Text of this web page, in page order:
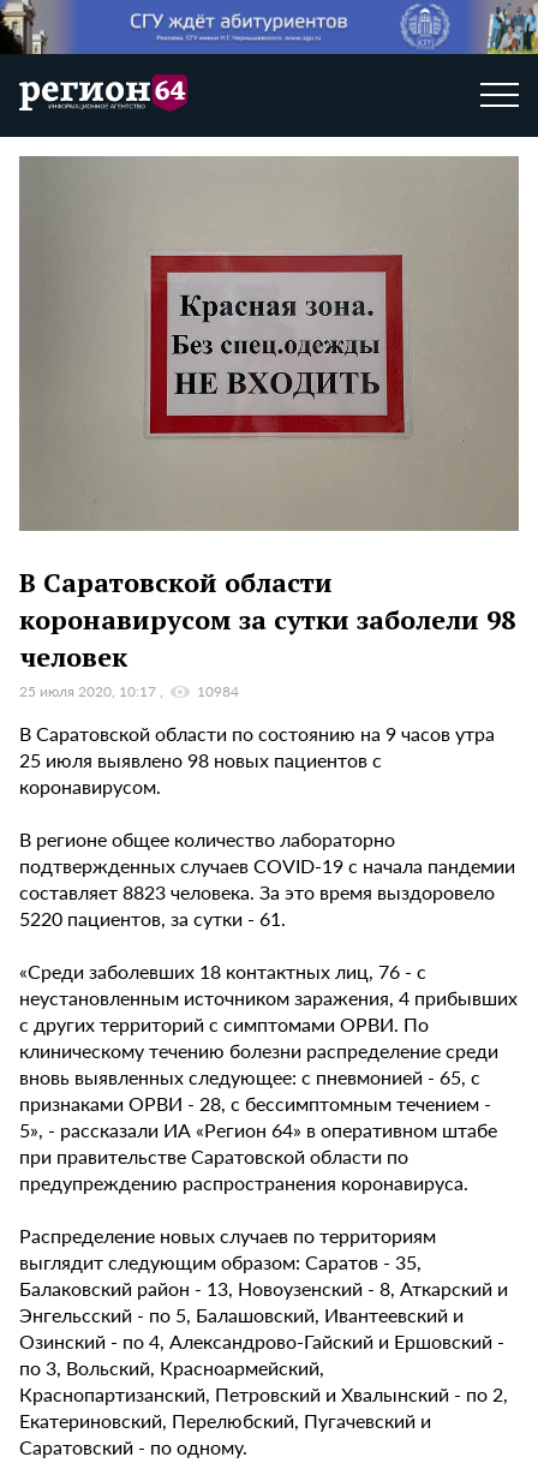
В Саратовской области
коронавирусом за сутки заболели 98
человек
25 июля 2020, 10:17 10984
В Саратовской области по состоянию на 9 часов утра
25 июля выявлено 98 новых пациентов с
коронавирусом.
В регионе общее количество лабораторно
подтвержденных случаев COVID-19 с начала пандемии
составляет 8823 человека. За это время выздоровело
5220 пациентов, за сутки - 61.
«Среди заболевших 18 контактных лиц, 76 - с
неустановленным источником заражения, 4 прибывших
с других территорий с симптомами ОРВИ. По
клиническому течению болезни распределение среди
вновь выявленных следующее: с пневмонией - 65, с
признаками ОРВИ - 28, с бессимптомным течением -
5», - рассказали ИА «Регион 64» в оперативном штабе
при правительстве Саратовской области по
предупреждению распространения коронавируса.
Распределение новых случаев по территориям
выглядит следующим образом: Саратов - 35,
Балаковский район - 13, Новоузенский - 8, Аткарский и
Энгельсский - по 5, Балашовский, Ивантеевский и
Озинский - по 4, Александрово-Гайский и Ершовский -
по 3, Вольский, Красноармейский,
Краснопартизанский, Петровский и Хвалынский - по 2,
Екатериновский, Перелюбский, Пугачевский и
Саратовский - по одному.